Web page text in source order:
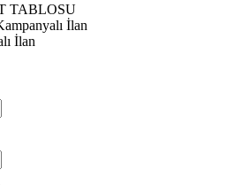
TABLOSU
İlan
İlan